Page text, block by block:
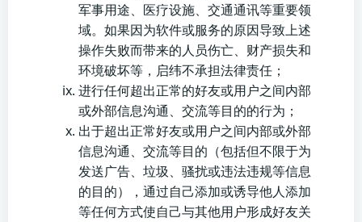
军事用途、医疗设施、交通通讯等重要领
域。如果因为软件或服务的原因导致上述
操作失败而带来的人员伤亡、财产损失和
环境破坏等，启纬不承担法律责任；
进行任何超出正常的好友或用户之间内部
或外部信息沟通、交流等目的的行为；
出于超出正常好友或用户之间内部或外部
信息沟通、交流等目的（包括但不限于为
发送广告、垃圾、骚扰或违法违规等信息
的目的），通过自己添加或诱导他人添加
等任何方式使自己与其他用户形成好友关